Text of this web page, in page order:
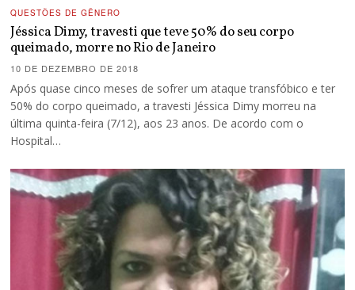
QUESTÕES DE GÊNERO
Jéssica Dimy, travesti que teve 50% do seu corpo
queimado, morre no Rio de Janeiro
10 DE DEZEMBRO DE 2018
Após quase cinco meses de sofrer um ataque transfóbico e ter
50% do corpo queimado, a travesti Jéssica Dimy morreu na
última quinta-feira (7/12), aos 23 anos. De acordo com o
Hospital…